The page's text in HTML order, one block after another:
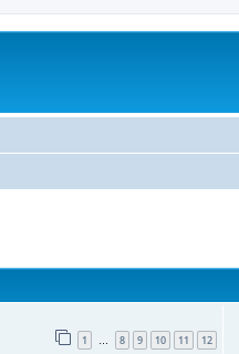
1 … 8 9 10 11 12